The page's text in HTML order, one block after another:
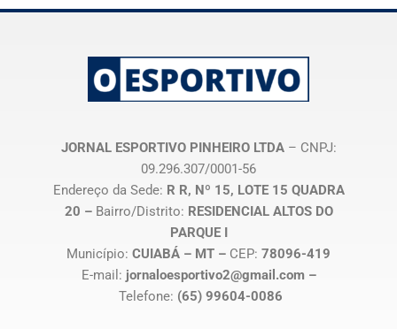
JORNAL ESPORTIVO PINHEIRO LTDA– CNPJ:
09.296.307/0001-56
Endereço da Sede: R R, Nº 15, LOTE 15 QUADRA
20 – Bairro/Distrito: RESIDENCIAL ALTOS DO
PARQUE I
Município: CUIABÁ – MT – CEP: 78096-419
E-mail: jornaloesportivo2@gmail.com –
Telefone: (65) 99604-0086